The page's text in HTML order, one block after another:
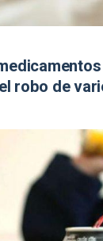
robo de